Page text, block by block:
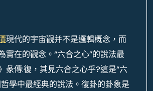
現代的宇宙觀并不是邏輯概念，而
實在的觀念。“六合之心”的說法最
彖傳:復，其見六合之心乎?這是“六
學中最經典的說法。復卦的卦象是